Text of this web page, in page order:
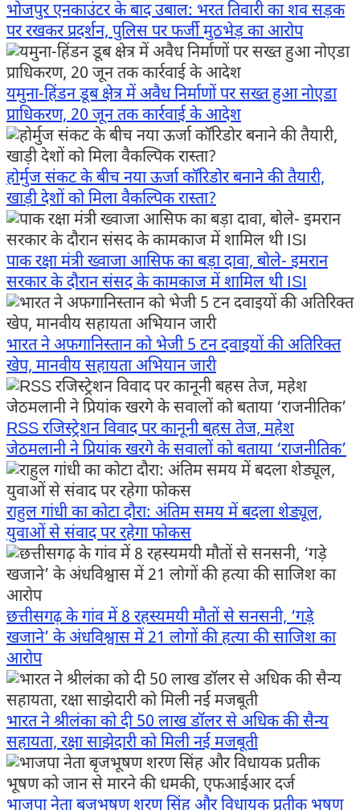
भोजपुर एनकाउंटर के बाद उबाल: भरत तिवारी का शव सड़क
पर रखकर प्रदर्शन, पुलिस पर फर्जी मुठभेड़ का आरोप
यमुना-हिंडन डूब क्षेत्र में अवैध निर्माणों पर सख्त हुआ नोएडा
प्राधिकरण, 20 जून तक कार्रवाई के आदेश
होर्मुज संकट के बीच नया ऊर्जा कॉरिडोर बनाने की तैयारी,
खाड़ी देशों को मिला वैकल्पिक रास्ता?
पाक रक्षा मंत्री ख्वाजा आसिफ का बड़ा दावा, बोले- इमरान
सरकार के दौरान संसद के कामकाज में शामिल थी ISI
भारत ने अफगानिस्तान को भेजी 5 टन दवाइयों की अतिरिक्त
खेप, मानवीय सहायता अभियान जारी
RSS रजिस्ट्रेशन विवाद पर कानूनी बहस तेज, महेश
जेठमलानी ने प्रियांक खरगे के सवालों को बताया ‘राजनीतिक’
राहुल गांधी का कोटा दौरा: अंतिम समय में बदला शेड्यूल,
युवाओं से संवाद पर रहेगा फोकस
छत्तीसगढ़ के गांव में 8 रहस्यमयी मौतों से सनसनी, ‘गड़े
खजाने’ के अंधविश्वास में 21 लोगों की हत्या की साजिश का
आरोप
भारत ने श्रीलंका को दी 50 लाख डॉलर से अधिक की सैन्य
सहायता, रक्षा साझेदारी को मिली नई मजबूती